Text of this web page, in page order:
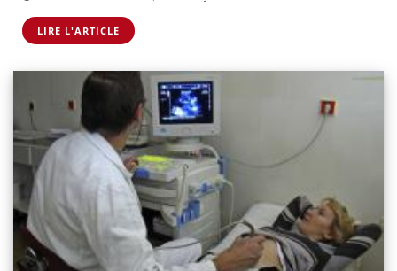
LIRE L'ARTICLE